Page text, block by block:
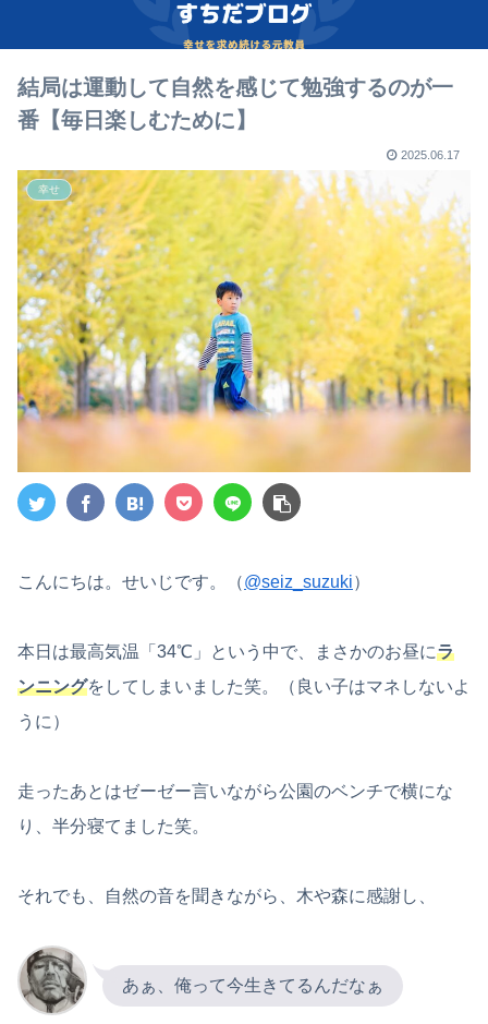
結局は運動して自然を感じて勉強するのが一
番【毎日楽しむために】
2025.06.17
幸せ
こんにちは。せいじです。（@seiz_suzuki）
本日は最高気温「34℃」という中で、まさかのお昼にラ
ンニングをしてしまいました笑。（良い子はマネしないよ
うに）
走ったあとはゼーゼー言いながら公園のベンチで横にな
り、半分寝てました笑。
それでも、自然の音を聞きながら、木や森に感謝し、
あぁ、俺って今生きてるんだなぁ